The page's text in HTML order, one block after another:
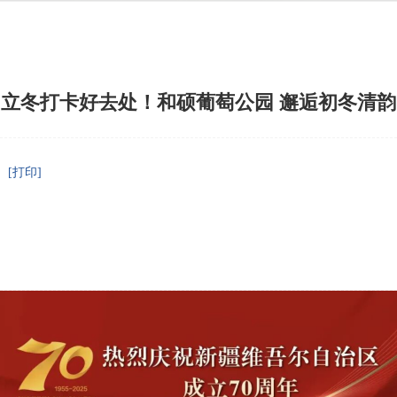
立冬打卡好去处！和硕葡萄公园 邂逅初冬清韵
[打印]